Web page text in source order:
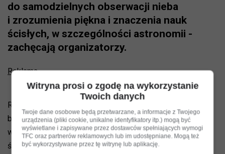
do samodzielnych obserwacji nieba
i zrozumienia piękna i znaczenia nauk
ścisłych, w szczególności astronomii -
zachęcają organizatorzy.
Reklama
Rejestracja uczestników jest otwarta i w tej edycji -
bezpłatna, a tegoroczny konkurs będzi poświęcony
współczesnym zagadnieniom, w tym zanieczyszczeniu
światłem, wielozakresowym obserwacjom meteorów czy
Witryna prosi o zgodę na wykorzystanie
Twoich danych
Twoje dane osobowe będą przetwarzane, a informacje z Twojego
urządzenia (pliki cookie, unikalne identyfikatory itp.) mogą być
wyświetlane i zapisywane przez dostawców spełniających wymogi
TFC oraz partnerów reklamowych lub im udostępniane. Mogą też
być wykorzystywane przez tę witrynę lub aplikację.